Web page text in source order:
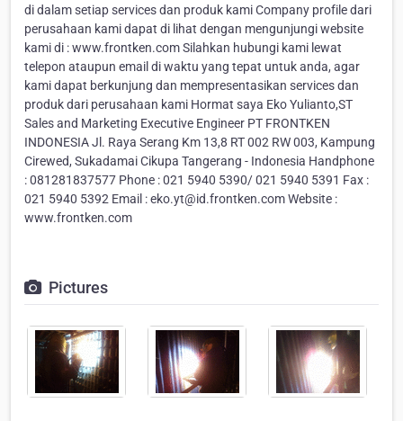
di dalam setiap services dan produk kami Company profile dari
perusahaan kami dapat di lihat dengan mengunjungi website
kami di : www.frontken.com Silahkan hubungi kami lewat
telepon ataupun email di waktu yang tepat untuk anda, agar
kami dapat berkunjung dan mempresentasikan services dan
produk dari perusahaan kami Hormat saya Eko Yulianto,ST
Sales and Marketing Executive Engineer PT FRONTKEN
INDONESIA Jl. Raya Serang Km 13,8 RT 002 RW 003, Kampung
Cirewed, Sukadamai Cikupa Tangerang - Indonesia Handphone
: 081281837577 Phone : 021 5940 5390/ 021 5940 5391 Fax :
021 5940 5392 Email : eko.yt@id.frontken.com Website :
www.frontken.com
Pictures